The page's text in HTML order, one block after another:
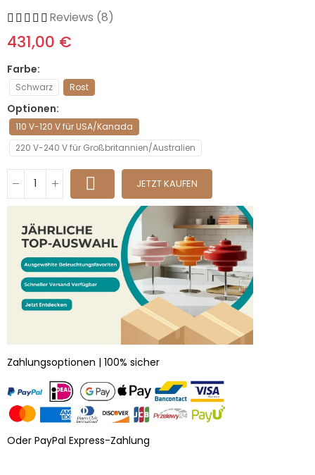
Reviews (8)
431,00 €
Farbe
Schwarz Rost
Optionen
110 V-120 V für USA/Kanada
220 V-240 V für Großbritannien/Australien
JETZT KAUFEN
Zahlungsoptionen | 100% sicher
Oder PayPal Express-Zahlung